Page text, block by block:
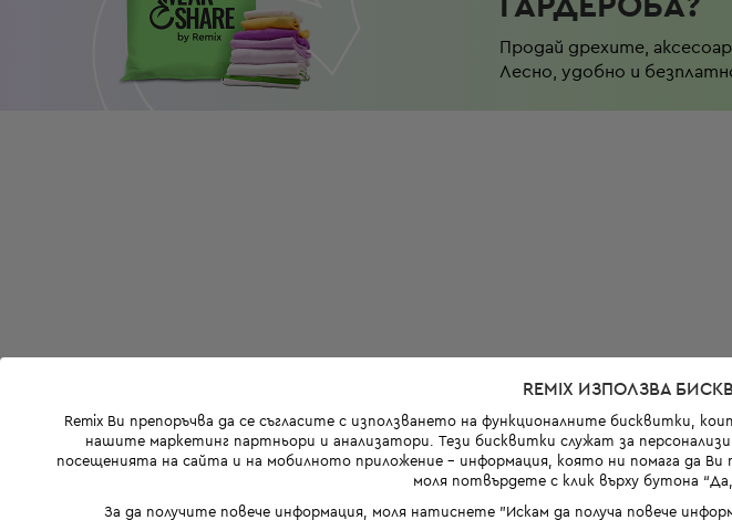
Продай дрехите,
Лесно, удобно и
REMIX ИЗПОЛЗВА
Remix Ви препоръчва да се съгласите с използването на функционалните бисквитки,
нашите маркетинг партньори и анализатори. Тези бисквитки служат за
посещенията на сайта и на мобилното приложение - информация, която ни помага да Ви
моля потвърдете с клик върху бутона “Да,
За да получите повече информация, моля натиснете "Искам да получа повече